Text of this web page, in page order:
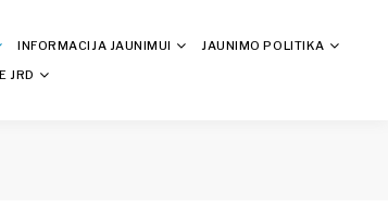
INFORMACIJA JAUNIMUI
JAUNIMO POLITIKA
JRD